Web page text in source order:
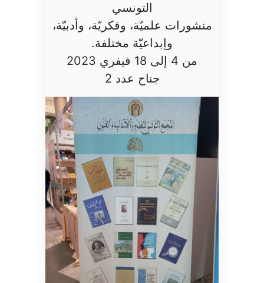
التونسي
منشورات علميّة، وفكريّة، وأدبيّة،
وإبداعيّة مختلفة.
من 4 إلى 18 فيفري 2023
جناح عدد 2